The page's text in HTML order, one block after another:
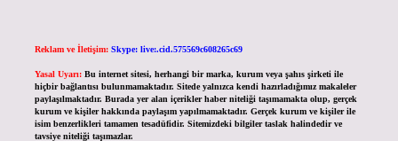
Reklam ve İletişim: Skype: live:.cid.575569c608265c69
Yasal Uyarı: Bu internet sitesi, herhangi bir marka, kurum veya şahıs şirketi ile
hiçbir bağlantısı bulunmamaktadır. Sitede yalnızca kendi hazırladığımız makaleler
paylaşılmaktadır. Burada yer alan içerikler haber niteliği taşımamakta olup, gerçek
kurum ve kişiler hakkında paylaşım yapılmamaktadır. Gerçek kurum ve kişiler ile
isim benzerlikleri tamamen tesadüfidir. Sitemizdeki bilgiler taslak halindedir ve
tavsiye niteliği taşımazlar.